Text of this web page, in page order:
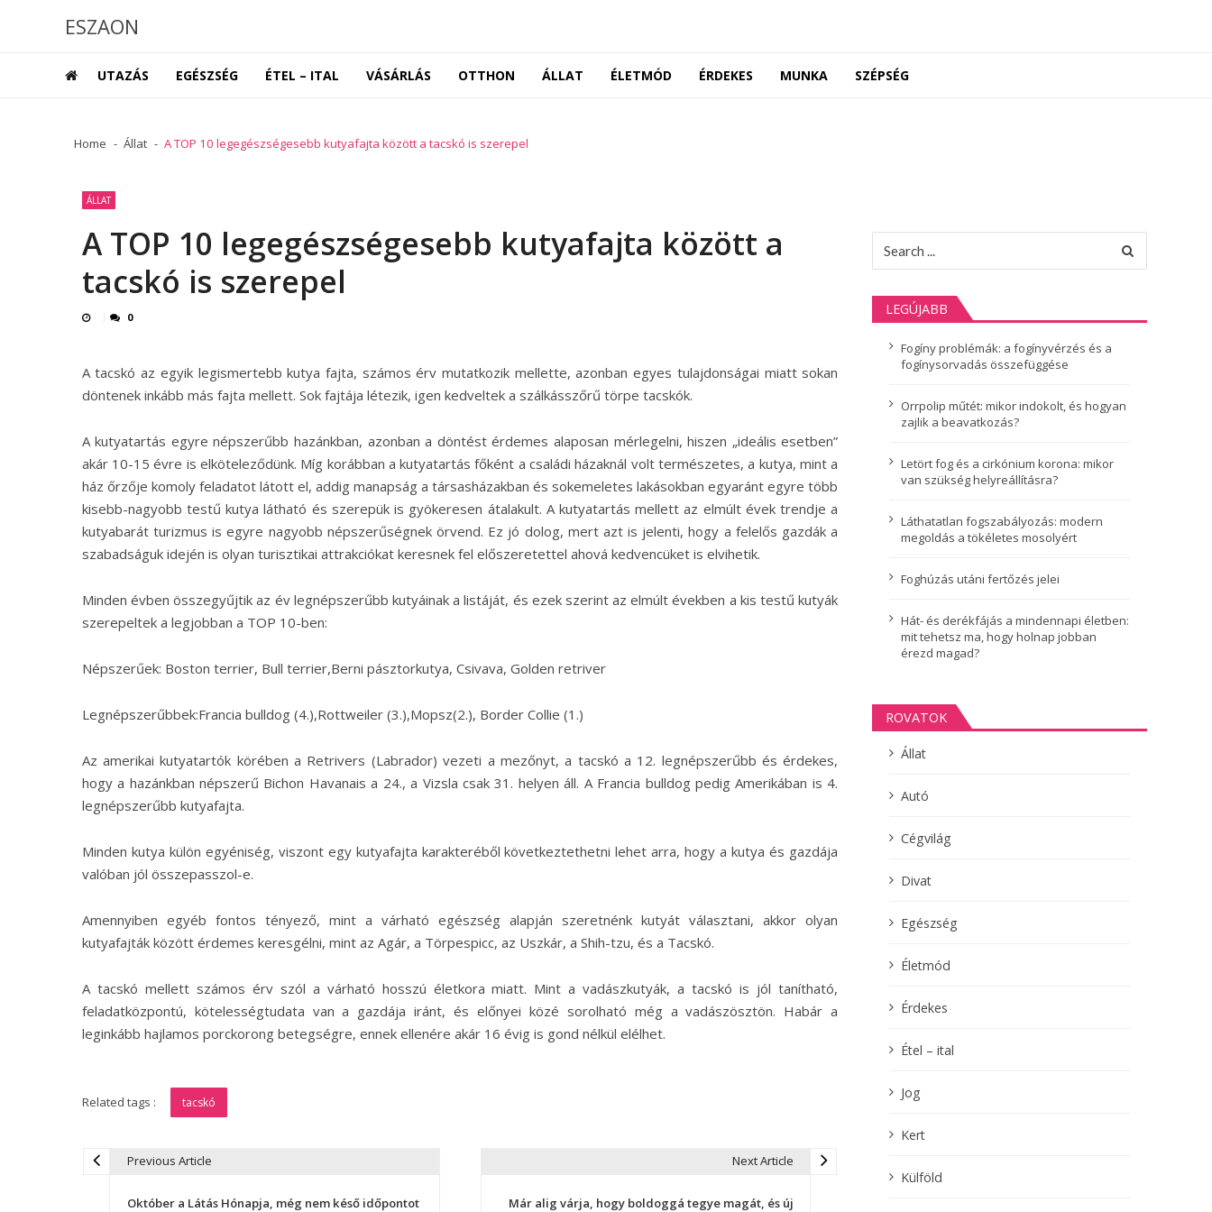
ESZAON
UTAZÁS EGÉSZSÉG ÉTEL – ITAL VÁSÁRLÁS OTTHON ÁLLAT ÉLETMÓD ÉRDEKES MUNKA SZÉPSÉG
Home Állat A TOP 10 legegészségesebb kutyafajta között a tacskó is szerepel
ÁLLAT
A TOP 10 legegészségesebb kutyafajta között a
tacskó is szerepel
0
A tacskó az egyik legismertebb kutya fajta, számos érv mutatkozik mellette, azonban egyes tulajdonságai miatt sokan
döntenek inkább más fajta mellett. Sok fajtája létezik, igen kedveltek a szálkásszőrű törpe tacskók.
A kutyatartás egyre népszerűbb hazánkban, azonban a döntést érdemes alaposan mérlegelni, hiszen „ideális esetben”
akár 10-15 évre is elköteleződünk. Míg korábban a kutyatartás főként a családi házaknál volt természetes, a kutya, mint a
ház őrzője komoly feladatot látott el, addig manapság a társasházakban és sokemeletes lakásokban egyaránt egyre több
kisebb-nagyobb testű kutya látható és szerepük is gyökeresen átalakult. A kutyatartás mellett az elmúlt évek trendje a
kutyabarát turizmus is egyre nagyobb népszerűségnek örvend. Ez jó dolog, mert azt is jelenti, hogy a felelős gazdák a
szabadságuk idején is olyan turisztikai attrakciókat keresnek fel előszeretettel ahová kedvencüket is elvihetik.
Minden évben összegyűjtik az év legnépszerűbb kutyáinak a listáját, és ezek szerint az elmúlt években a kis testű kutyák
szerepeltek a legjobban a TOP 10-ben:
Népszerűek: Boston terrier, Bull terrier,Berni pásztorkutya, Csivava, Golden retriver
Legnépszerűbbek:Francia bulldog (4.),Rottweiler (3.),Mopsz(2.), Border Collie (1.)
Az amerikai kutyatartók körében a Retrivers (Labrador) vezeti a mezőnyt, a tacskó a 12. legnépszerűbb és érdekes,
hogy a hazánkban népszerű Bichon Havanais a 24., a Vizsla csak 31. helyen áll. A Francia bulldog pedig Amerikában is 4.
legnépszerűbb kutyafajta.
Minden kutya külön egyéniség, viszont egy kutyafajta karakteréből következtethetni lehet arra, hogy a kutya és gazdája
valóban jól összepasszol-e.
Amennyiben egyéb fontos tényező, mint a várható egészség alapján szeretnénk kutyát választani, akkor olyan
kutyafajták között érdemes keresgélni, mint az Agár, a Törpespicc, az Uszkár, a Shih-tzu, és a Tacskó.
A tacskó mellett számos érv szól a várható hosszú életkora miatt. Mint a vadászkutyák, a tacskó is jól tanítható,
feladatközpontú, kötelességtudata van a gazdája iránt, és előnyei közé sorolható még a vadászösztön. Habár a
leginkább hajlamos porckorong betegségre, ennek ellenére akár 16 évig is gond nélkül elélhet.
Related tags : tacskó
Previous Article
Október a Látás Hónapja, még nem késő időpontot
Next Article
Már alig várja, hogy boldoggá tegye magát, és új
for:
LEGÚJABB
Fogíny problémák: a fogínyvérzés és a
fogínysorvadás összefüggése
Orrpolip műtét: mikor indokolt, és hogyan
zajlik a beavatkozás?
Letört fog és a cirkónium korona: mikor
van szükség helyreállításra?
Láthatatlan fogszabályozás: modern
megoldás a tökéletes mosolyért
Foghúzás utáni fertőzés jelei
Hát- és derékfájás a mindennapi életben:
mit tehetsz ma, hogy holnap jobban
érezd magad?
ROVATOK
Állat
Autó
Cégvilág
Divat
Egészség
Életmód
Érdekes
Étel – ital
Jog
Kert
Külföld